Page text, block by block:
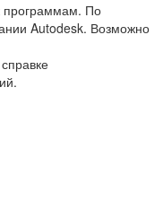
программам. По
Autodesk. Возможно